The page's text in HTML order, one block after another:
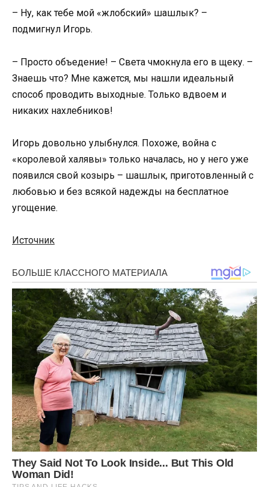
– Ну, как тебе мой «жлобский» шашлык? –
подмигнул Игорь.
– Просто объедение! – Света чмокнула его в щеку. –
Знаешь что? Мне кажется, мы нашли идеальный
способ проводить выходные. Только вдвоем и
никаких нахлебников!
Игорь довольно улыбнулся. Похоже, война с
«королевой халявы» только началась, но у него уже
появился свой козырь – шашлык, приготовленный с
любовью и без всякой надежды на бесплатное
угощение.
Источник